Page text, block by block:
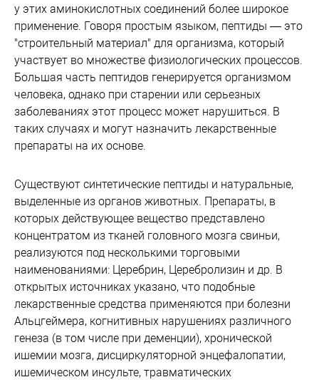
у этих аминокислотных соединений более широкое
применение. Говоря простым языком, пептиды — это
"строительный материал" для организма, который
участвует во множестве физиологических процессов.
Большая часть пептидов генерируется организмом
человека, однако при старении или серьезных
заболеваниях этот процесс может нарушиться. В
таких случаях и могут назначить лекарственные
препараты на их основе.
Существуют синтетические пептиды и натуральные,
выделенные из органов животных. Препараты, в
которых действующее вещество представлено
концентратом из тканей головного мозга свиньи,
реализуются под несколькими торговыми
наименованиями: Церебрин, Церебролизин и др. В
открытых источниках указано, что подобные
лекарственные средства применяются при болезни
Альцгеймера, когнитивных нарушениях различного
генеза (в том числе при деменции), хронической
ишемии мозга, дисциркуляторной энцефалопатии,
ишемическом инсульте, травматических